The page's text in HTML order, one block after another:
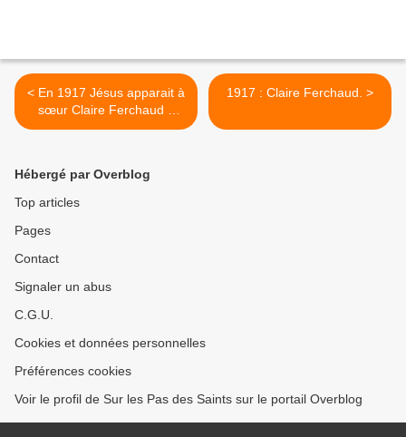
< En 1917 Jésus apparait à
sœur Claire Ferchaud à
Loublande
1917 : Claire Ferchaud. >
Hébergé par Overblog
Top articles
Pages
Contact
Signaler un abus
C.G.U.
Cookies et données personnelles
Préférences cookies
Voir le profil de Sur les Pas des Saints sur le portail Overblog